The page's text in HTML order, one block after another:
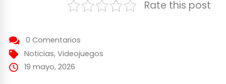
Rate this post
0 Comentarios
Noticias, Videojuegos
19 mayo, 2026